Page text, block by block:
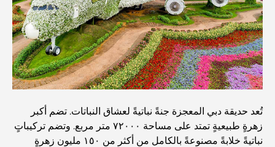
اكتشف جزيرة القمر في دبي: دليلك الأمثل
استكشاف المواقع التاريخية في دبي: رحلة عبر الزمن
أفضل المدارس في دبي مارينا: دليل مناسب للعائلات
تُعد حديقة دبي المعجزة جنةً نباتيةً لعشاق النباتات. تضم أكبر
زهرةٍ طبيعيةٍ تمتد على مساحة ٧٢٠٠٠ متر مربع. وتضم تركيباتٍ
نباتيةً خلابةً مصنوعةً بالكامل من أكثر من ١٥٠ مليون زهرةٍ